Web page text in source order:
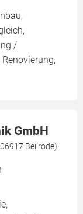
/
GmbH
Beilrode)